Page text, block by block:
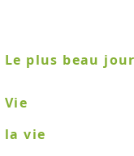
Le plus beau
Vie
la vie